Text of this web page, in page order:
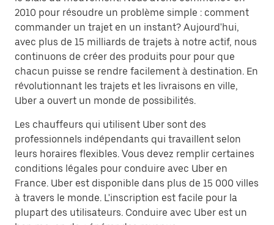
2010 pour résoudre un problème simple : comment
commander un trajet en un instant? Aujourd'hui,
avec plus de 15 milliards de trajets à notre actif, nous
continuons de créer des produits pour pour que
chacun puisse se rendre facilement à destination. En
révolutionnant les trajets et les livraisons en ville,
Uber a ouvert un monde de possibilités.
Les chauffeurs qui utilisent Uber sont des
professionnels indépendants qui travaillent selon
leurs horaires flexibles. Vous devez remplir certaines
conditions légales pour conduire avec Uber en
France. Uber est disponible dans plus de 15 000 villes
à travers le monde. L'inscription est facile pour la
plupart des utilisateurs. Conduire avec Uber est un